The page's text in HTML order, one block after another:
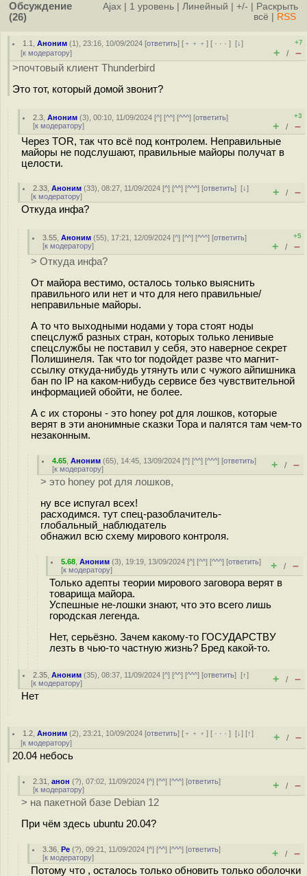
Обсуждение
(26)
Ajax 1 уровень Линейный +/-
Раскрыть
всё
RSS
1.1 ,Аноним (1), 23:16, 10/09/2024 [ответить] [ ﹢﹢﹢] [ · · ·][↓]
[к модератору]
+7
+ / –
>почтовый клиент Thunderbird
Это тот, который домой звонит?
2.3 ,Аноним (3), 00:10, 11/09/2024 [^] [^^] [^^^] [ответить]
[к модератору]
+3
+ / –
Через TOR, так что всё под контролем. Неправильные
майоры не подслушают, правильные майоры получат в
целости.
2.33 ,Аноним (33), 08:27, 11/09/2024 [^] [^^] [^^^] [ответить][↓]
[к модератору] + / –
Откуда инфа?
3.55 ,Аноним (55), 17:21, 12/09/2024 [^] [^^] [^^^] [ответить]
[к модератору]
+5
+ / –
> Откуда инфа?
От майора вестимо, осталось только выяснить
правильного или нет и что для него правильные/
неправильные майоры.
А то что выходными нодами у тора стоят ноды
спецслужб разных стран, которых только ленивые
спецслужбы не поставил у себя, это наверное секрет
Полишинеля. Так что tor подойдет разве что магнит-
ссылку откуда-нибудь утянуть или с чужого айпишника
бан по IP на каком-нибудь сервисе без чувствительной
информацией обойти, не более.
А с их стороны - это honey pot для лошков, которые
верят в эти анонимные сказки Тора и палятся там чем-то
незаконным.
4.65 ,Аноним (65), 14:45, 13/09/2024 [^] [^^] [^^^] [ответить]
[к модератору] + / –
> это honey pot для лошков,
ну все испугал всех!
расходимся. тут спец-разоблачитель-
глобальный_наблюдатель
обнажил всю схему мирового контроля.
5.68 ,Аноним (3), 19:19, 13/09/2024 [^] [^^] [^^^] [ответить]
[к модератору] + / –
Только адепты теории мирового заговора верят в
товарища майора.
Успешные не-лошки знают, что это всего лишь
городская легенда.
Нет, серьёзно. Зачем какому-то ГОСУДАРСТВУ
лезть в чью-то частную жизнь? Бред какой-то.
2.35 ,Аноним (35), 08:37, 11/09/2024 [^] [^^] [^^^] [ответить][↑]
[к модератору] + / –
Нет
1.2 ,Аноним (2), 23:21, 10/09/2024 [ответить] [ ﹢﹢﹢] [ · · ·][↓] [↑]
[к модератору] + / –
20.04 небось
2.31 ,анон (?), 07:02, 11/09/2024 [^] [^^] [^^^] [ответить]
[к модератору] + / –
> на пакетной базе Debian 12
При чём здесь ubuntu 20.04?
3.36 ,Pe (?), 09:21, 11/09/2024 [^] [^^] [^^^] [ответить]
[к модератору] + / –
Потому что , осталось только обновить только оболочки